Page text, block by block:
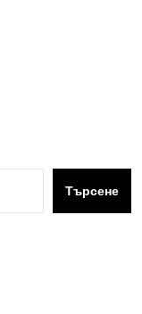
Търсене